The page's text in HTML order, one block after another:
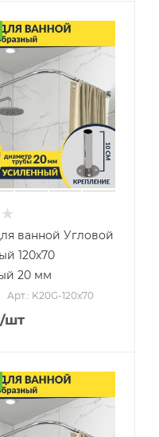
ванной Угловой
120х70
20 мм
Арт.: K20G-120x70
/шт